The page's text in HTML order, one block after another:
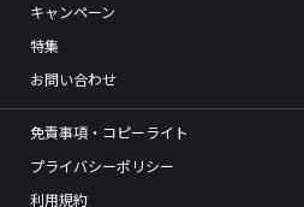
キャンペーン
特集
お問い合わせ
免責事項・コピーライト
プライバシーポリシー
利用規約